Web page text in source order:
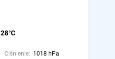
28°C
Ciśnienie: 1018 hPa